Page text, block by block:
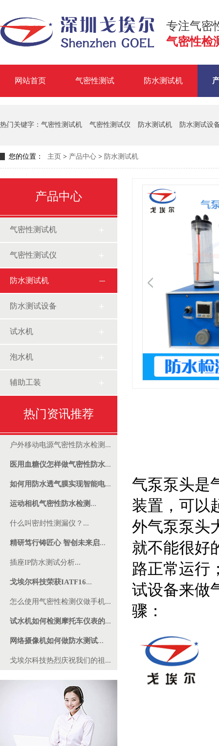
专注气密
气密性检
网站首页 气密性测试 防水测试机
掌握气
热门关键字： 气密性测试机 气密性测试仪 防水测试机 防水测试设
您的位置： 主页 > 产品中心 > 防水测试机
产品中心
气密性测试机
气密性测试仪
防水测试机
防水测试设备
试水机
泡水机
辅助工装
热门资讯推荐
户外移动电源气密性防水检测...
医用血糖仪怎样做气密性防水...
如何用防水透气膜实现智能电...
运动相机气密性防水检测 ...
什么叫密封性测漏仪？...
精研笃行铸匠心 智创未来启...
插座IP防水测试分析...
戈埃尔科技荣获IATF16...
怎么使用气密性检测仪做手机...
试水机如何检测摩托车仪表的...
网络摄像机如何做防水测试...
戈埃尔科技热烈庆祝我们的祖...
气泵泵头是
装置，可以
外气泵泵头
就不能很好
路正常运行
试设备来做
骤：